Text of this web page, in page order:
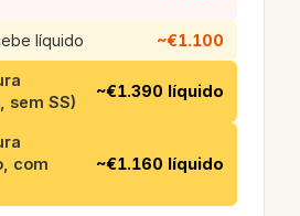
líquido ~€1.100
sem SS)
~€1.390 líquido
com
~€1.160 líquido